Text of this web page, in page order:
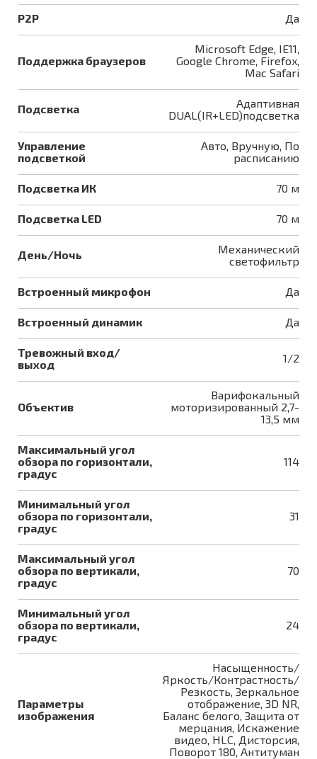
P2P Да
Поддержка браузеров
Microsoft Edge, IE11,
Google Chrome, Firefox,
Mac Safari
Подсветка
Адаптивная
DUAL(IR+LED)подсветка
Управление
подсветкой
Авто, Вручную, По
расписанию
Подсветка ИК 70 м
Подсветка LED 70 м
День/Ночь
Механический
светофильтр
Встроенный микрофон Да
Встроенный динамик Да
Тревожный вход/
выход
1/2
Объектив
Варифокальный
моторизированный 2,7-
13,5 мм
Максимальный угол
обзора по горизонтали,
градус
114
Минимальный угол
обзора по горизонтали,
градус
31
Максимальный угол
обзора по вертикали,
градус
70
Минимальный угол
обзора по вертикали,
градус
24
Параметры
изображения
Насыщенность/
Яркость/Контрастность/
Резкость, Зеркальное
отображение, 3D NR,
Баланс белого, Защита от
мерцания, Искажение
видео, HLC, Дисторсия,
Поворот 180, Антитуман